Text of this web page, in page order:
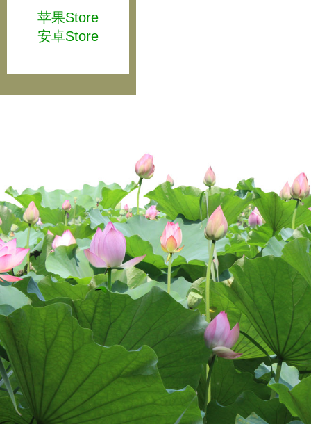
苹果Store
安卓Store